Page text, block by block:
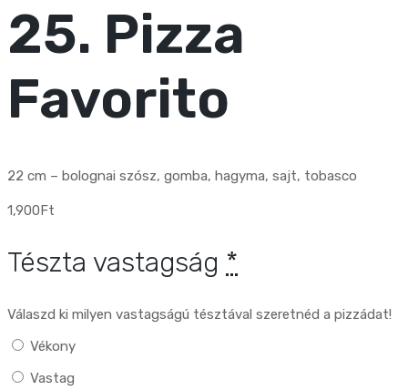
25. Pizza
Favorito
22 cm – bolognai szósz, gomba, hagyma, sajt, tobasco
1,900Ft
Tészta vastagság *
Válaszd ki milyen vastagságú tésztával szeretnéd a pizzádat!
Vékony
Vastag